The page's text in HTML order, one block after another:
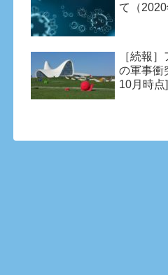
て（2020
［続報
の軍事衝
10月時点]